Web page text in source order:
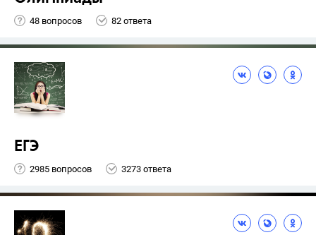
48 вопросов 82 ответа
ЕГЭ
2985 вопросов 3273 ответа